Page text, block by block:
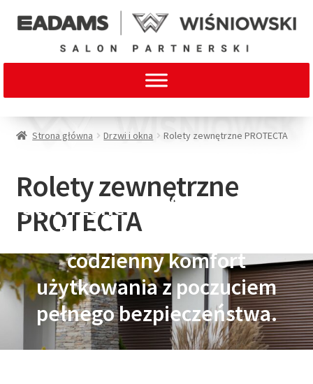
Strona główna Drzwi i okna Rolety zewnętrzne PROTECTA
Rolety zewnętrzne
PROTECTA
Stworzone, by dbać o spokój
Twojej rodziny. Łączą
codzienny komfort
użytkowania z poczuciem
pełnego bezpieczeństwa.